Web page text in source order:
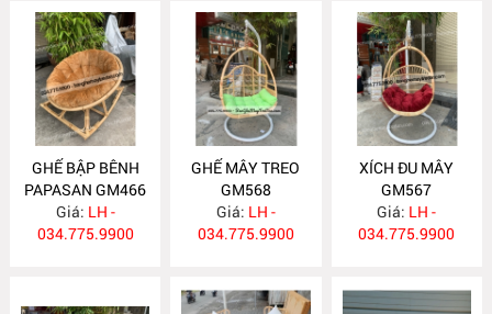
GHẾ BẬP BÊNH
PAPASAN GM466
Giá: LH -
034.775.9900
GHẾ MÂY TREO
GM568
Giá: LH -
034.775.9900
XÍCH ĐU MÂY
GM567
Giá: LH -
034.775.9900